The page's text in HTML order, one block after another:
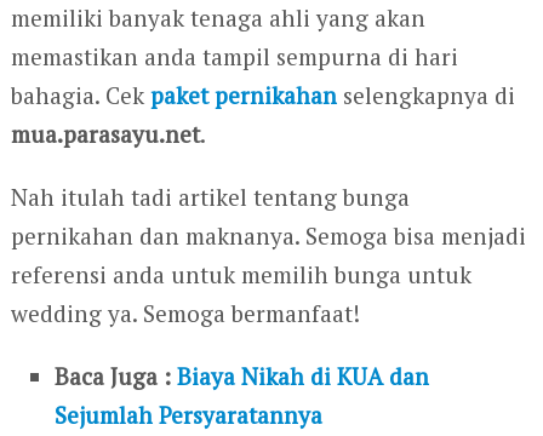
memiliki banyak tenaga ahli yang akan
memastikan anda tampil sempurna di hari
bahagia. Cek paket pernikahanselengkapnya di
mua.parasayu.net.
Nah itulah tadi artikel tentang bunga
pernikahan dan maknanya. Semoga bisa menjadi
referensi anda untuk memilih bunga untuk
wedding ya. Semoga bermanfaat!
Baca Juga :Biaya Nikah di KUA dan
Sejumlah Persyaratannya